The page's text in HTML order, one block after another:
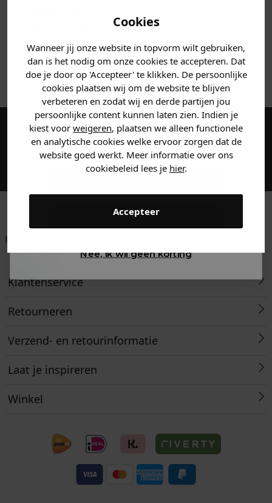
Cookies
Wanneer jij onze website in topvorm wilt gebruiken,
dan is het nodig om onze cookies te accepteren. Dat
doe je door op 'Accepteer' te klikken. De persoonlijke
cookies plaatsen wij om de website te blijven
verbeteren en zodat wij en derde partijen jou
persoonlijke content kunnen laten zien. Indien je
kiest voor weigeren, plaatsen we alleen functionele
en analytische cookies welke ervoor zorgen dat de
website goed werkt. Meer informatie over ons
cookiebeleid lees je hier.
Accepteer
ANDERE BESTELDEN OOK
Maak een account aan en ontvang 5%
korting op je eerste bestelling!
Betaal achteraf met
Klarna
is morgen in huis!*
ons met een 9,6!
Klantenservice
Retourneren
Verzend- en retourinformatie
Laat je inspireren
Winkel
Welke mystery
krijg jij? (Tot-30%
Vertel ons waar je naar op
zoek bent. 👇
Heren kleding
Dames kleding
Gewoon rondkijken
Nee, ik wil geen korting